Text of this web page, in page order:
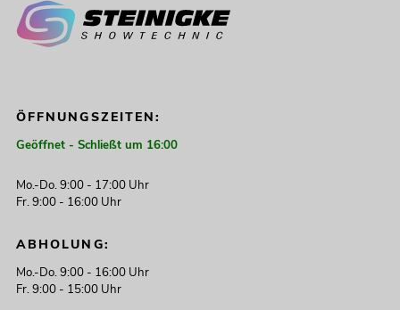
ÖFFNUNGSZEITEN:
Geöffnet - Schließt um 16:00
Mo.-Do. 9:00 - 17:00 Uhr
Fr. 9:00 - 16:00 Uhr
ABHOLUNG:
Mo.-Do. 9:00 - 16:00 Uhr
Fr. 9:00 - 15:00 Uhr